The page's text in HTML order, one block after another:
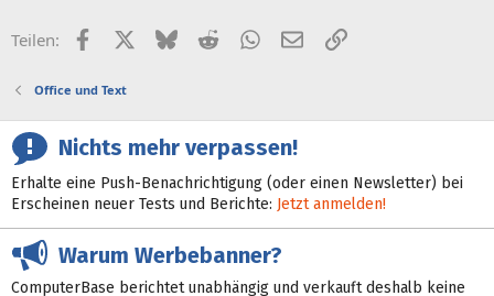
Teilen: FacebookX (Twitter)
BlueskyRedditWhatsApp
E-MailLink
Office und Text
Nichts mehr verpassen!
Erhalte eine Push-Benachrichtigung (oder einen Newsletter) bei
Erscheinen neuer Tests und Berichte: Jetzt anmelden!
Warum Werbebanner?
ComputerBase berichtet unabhängig und verkauft deshalb keine